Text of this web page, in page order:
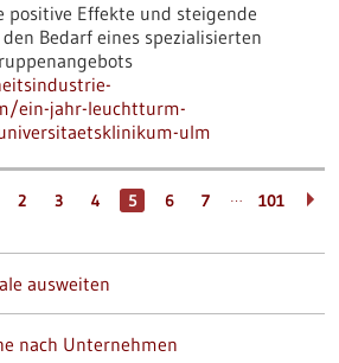
positive Effekte und steigende
Bedarf eines spezialisierten
ein-jahr-leuchtturm-
ulm
2 3 4 5 6 7 … 101
ausweiten
nach Unternehmen